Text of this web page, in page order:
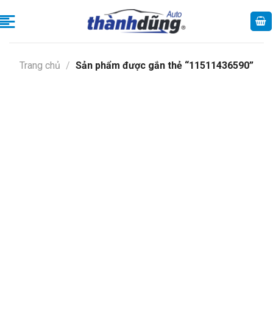
to
Trang chủ / Sản phẩm được gắn thẻ “11511436590”